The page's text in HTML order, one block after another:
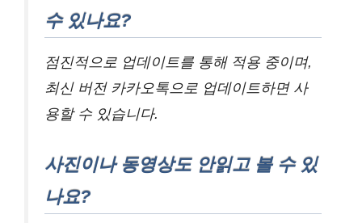
수 있나요?
점진적으로 업데이트를 통해 적용 중이며,
최신 버전 카카오톡으로 업데이트하면 사
용할 수 있습니다.
사진이나 동영상도 안읽고 볼 수 있
나요?